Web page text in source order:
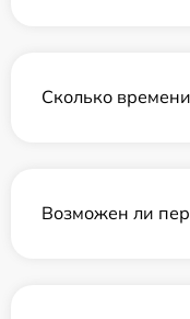
Сколько
Возможен ли